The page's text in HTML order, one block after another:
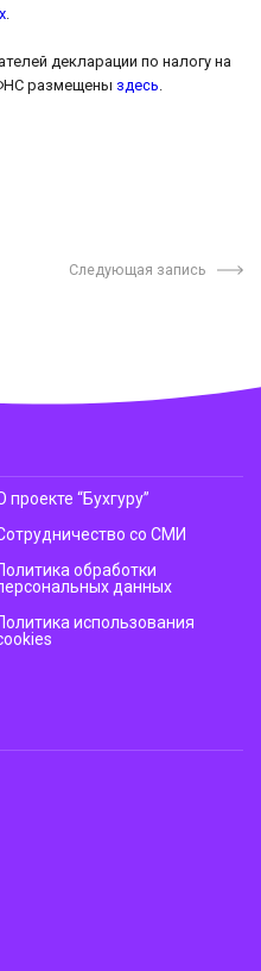
декларации по налогу на
размещены здесь
Следующая запись
проекте “Бухгуру”
со СМИ
обработки
данных
использования